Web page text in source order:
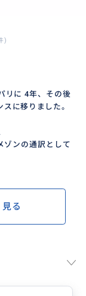
)
リに 4年、その後
に移りました。
ゾンの通訳として
る